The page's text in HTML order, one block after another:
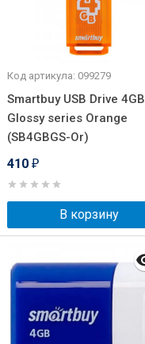
Код артикула: 099279
Smartbuy USB Drive 4GB
Glossy series Orange
(SB4GBGS-Or)
410 ₽
В корзину